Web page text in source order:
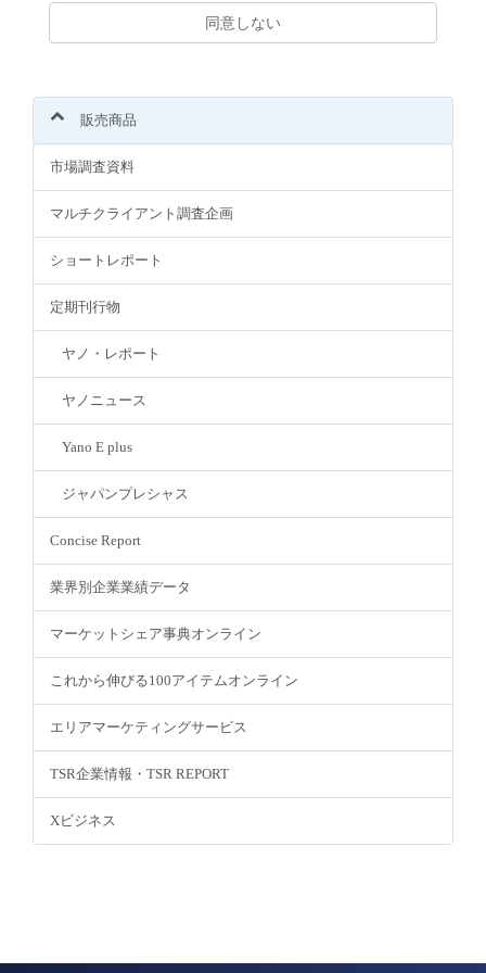
同意しない
販売商品
市場調査資料
マルチクライアント調査企画
ショートレポート
定期刊行物
ヤノ・レポート
ヤノニュース
Yano E plus
ジャパンプレシャス
Concise Report
業界別企業業績データ
マーケットシェア事典オンライン
これから伸びる100アイテムオンライン
エリアマーケティングサービス
TSR企業情報・TSR REPORT
Xビジネス